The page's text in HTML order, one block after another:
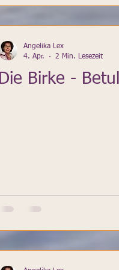
Die Birke -
Angelika Lex
4. Apr.
2 Min. Lesezeit